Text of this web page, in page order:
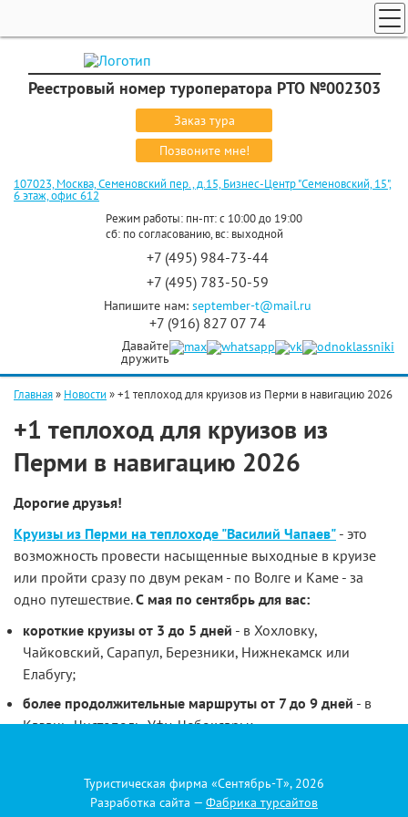
Реестровый номер туроператора РТО №002303
Заказ тура
Позвоните мне!
107023, Москва, Семеновский пер., д.15, Бизнес-Центр "Семеновский, 15",
6 этаж, офис 612
Режим работы: пн-пт: с 10:00 до 19:00
сб: по согласованию, вс: выходной
+7 (495) 984-73-44
+7 (495) 783-50-59
Напишите нам: september-t@mail.ru
+7 (916) 827 07 74
Давайте
дружить
ПОИСК ТУРОВ
ГОРЯЩИЕ ТУРЫ
СТРАНЫ
КРУИЗЫ
ЭКСКУРСИОННЫЕ ТУРЫ
Главная» Новости»+1 теплоход для круизов из Перми в навигацию 2026
+1 теплоход для круизов из
Перми в навигацию 2026
Дорогие друзья!
Круизы из Перми на теплоходе "Василий Чапаев" - это
возможность провести насыщенные выходные в круизе
или пройти сразу по двум рекам - по Волге и Каме - за
одно путешествие.С мая по сентябрь для вас:
короткие круизы от 3 до 5 дней - в Хохловку,
Чайковский, Сарапул, Березники, Нижнекамск или
Елабугу;
более продолжительные маршруты от 7 до 9 дней - в
Казань, Чистополь, Уфу, Чебоксары;
Нижний Новгород, в том числе круиз за заходом на Оку
и стоянкой в старинном Муроме.
Туристическая фирма «Сентябрь-Т», 2026
Разработка сайта — Фабрика турсайтов